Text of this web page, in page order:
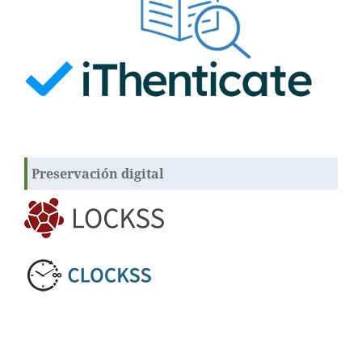
Preservación digital